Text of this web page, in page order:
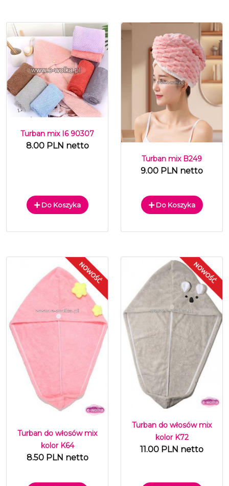
Turban mix I6 90307
8.00 PLN netto
Do Koszyka
Turban mix B249
9.00 PLN netto
Do Koszyka
Turban do włosów mix
kolor K64
8.50 PLN netto
Turban do włosów mix
kolor K72
11.00 PLN netto